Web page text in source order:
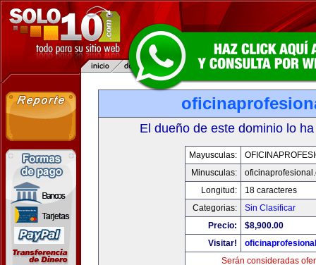
El dueño de este dominio lo
Mayusculas:
Minusculas:
Longitud:
18 caracteres
Categorias:
Sin Clasificar
Precio:
$8,900.00
Visitar!
Serán consideradas